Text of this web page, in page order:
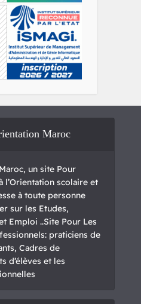
Maroc
un site Pour
l’Orientation scolaire et
à toute personne
sur les Etudes,
Emploi ..Site Pour Les
praticiens de
Cadres de
d’élèves et les